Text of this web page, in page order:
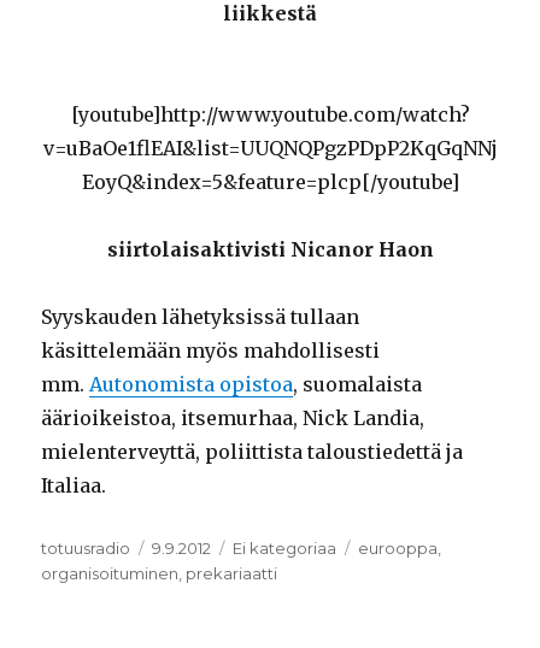
liikkestä
[youtube]http://www.youtube.com/watch?
v=uBaOe1flEAI&list=UUQNQPgzPDpP2KqGqNNj
EoyQ&index=5&feature=plcp[/youtube]
siirtolaisaktivisti Nicanor Haon
Syyskauden lähetyksissä tullaan
käsittelemään myös mahdollisesti
mm.Autonomista opistoa, suomalaista
äärioikeistoa, itsemurhaa, Nick Landia,
mielenterveyttä, poliittista taloustiedettä ja
Italiaa.
Kirjoittaja
totuusradio Julkaistu
9.9.2012 Kategoriat
Ei kategoriaa Avainsanat
eurooppa
organisoituminen prekariaatti